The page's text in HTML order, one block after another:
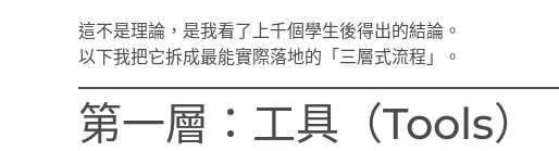
這不是理論，是我看了上千個學生後得出的結論。
以下我把它拆成最能實際落地的「三層式流程」。
第一層：工具（Tools）